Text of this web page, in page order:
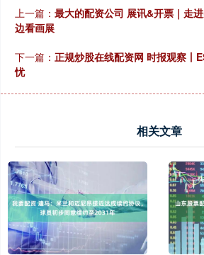
上一篇： 最大的配资公司 展讯&开票｜走
边看画展
下一篇： 正规炒股在线配资网 时报观察丨
忧
相关文章